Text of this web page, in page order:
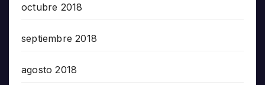
octubre 2018
septiembre 2018
agosto 2018